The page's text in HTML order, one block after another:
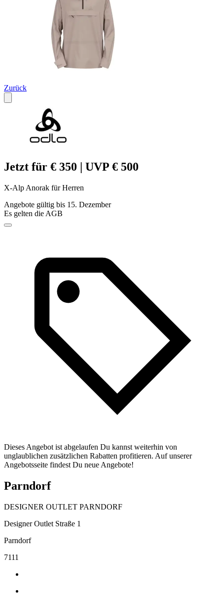
Zurück
Jetzt für € 350 | UVP € 500
X-Alp Anorak für Herren
Angebote gültig bis 15. Dezember
Es gelten die AGB
Dieses Angebot ist abgelaufen Du kannst weiterhin von
unglaublichen zusätzlichen Rabatten profitieren. Auf unserer
Angebotsseite findest Du neue Angebote!
Parndorf
DESIGNER OUTLET PARNDORF
Designer Outlet Straße 1
Parndorf
7111